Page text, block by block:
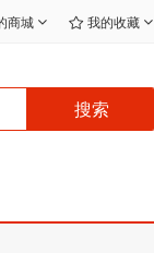
商城 我的收藏
搜索